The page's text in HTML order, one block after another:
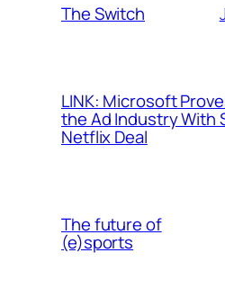
The Switch
LINK: Microsoft
the Ad Industry With
Netflix Deal
The future of
(e)sports